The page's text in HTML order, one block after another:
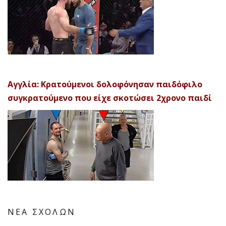
Αγγλία: Κρατούμενοι δολοφόνησαν παιδόφιλο
συγκρατούμενο που είχε σκοτώσει 2χρονο παιδί
ΝΕΑ ΣΧΟΛΩΝ